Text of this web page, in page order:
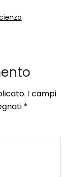
I campi
*